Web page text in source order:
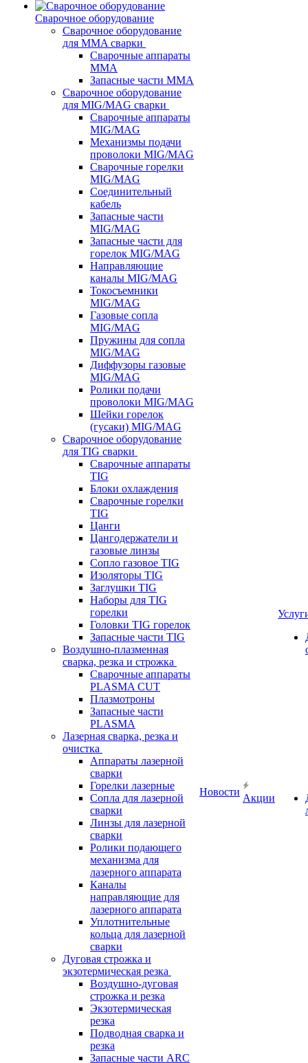
Сварочное оборудование
Сварочное оборудование
для MMA сварки
Сварочные аппараты
MMA
Запасные части MMA
Сварочное оборудование
для MIG/MAG сварки
Сварочные аппараты
MIG/MAG
Механизмы подачи
проволоки MIG/MAG
Сварочные горелки
MIG/MAG
Соединительный
кабель
Запасные части
MIG/MAG
Запасные части для
горелок MIG/MAG
Направляющие
каналы MIG/MAG
Токосъемники
MIG/MAG
Газовые сопла
MIG/MAG
Пружины для сопла
MIG/MAG
Диффузоры газовые
MIG/MAG
Ролики подачи
проволоки MIG/MAG
Шейки горелок
(гусаки) MIG/MAG
Сварочное оборудование
для TIG сварки
Сварочные аппараты
TIG
Блоки охлаждения
Сварочные горелки
TIG
Цанги
Цангодержатели и
газовые линзы
Сопло газовое TIG
Изоляторы TIG
Заглушки TIG
Наборы для TIG
горелки
Головки TIG горелок
Запасные части TIG
Воздушно-плазменная
сварка, резка и строжка
Сварочные аппараты
PLASMA CUT
Плазмотроны
Запасные части
PLASMA
Лазерная сварка, резка и
очистка
Аппараты лазерной
сварки
Горелки лазерные
Сопла для лазерной
сварки
Линзы для лазерной
сварки
Ролики подающего
механизма для
лазерного аппарата
Каналы
направляющие для
лазерного аппарата
Уплотнительные
кольца для лазерной
сварки
Дуговая строжка и
экзотермическая резка
Воздушно-дуговая
строжка и резка
Экзотермическая
резка
Подводная сварка и
резка
Запасные части ARC
Новости
Акции